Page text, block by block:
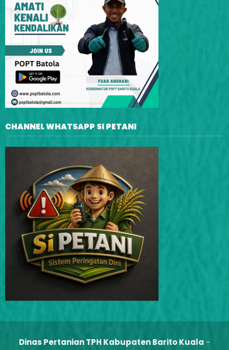
CHANNEL WHATSAPP SI PETANI
Dinas Pertanian TPH Kabupaten Barito Kuala -